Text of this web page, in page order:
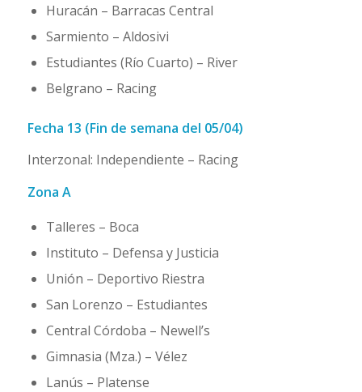
Huracán – Barracas Central
Sarmiento – Aldosivi
Estudiantes (Río Cuarto) – River
Belgrano – Racing
Fecha 13 (Fin de semana del 05/04)
Interzonal: Independiente – Racing
Zona A
Talleres – Boca
Instituto – Defensa y Justicia
Unión – Deportivo Riestra
San Lorenzo – Estudiantes
Central Córdoba – Newell’s
Gimnasia (Mza.) – Vélez
Lanús – Platense